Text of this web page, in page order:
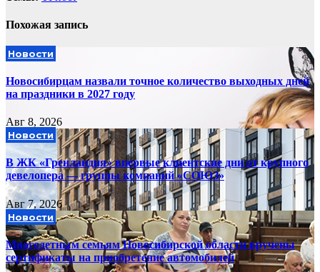
Похожая запись
Новости
Новосибирцам назвали точное количество выходных дней
на праздники в 2027 году
Авг 8, 2026
Новости
В ЖК «Гренландия» впервые клиентские дни от крупного
девелопера — группы компаний «СОЮЗ»
Авг 7, 2026
Новости
Многодетным семьям Новосибирской области вручены
сертификаты на приобретение автомобилей